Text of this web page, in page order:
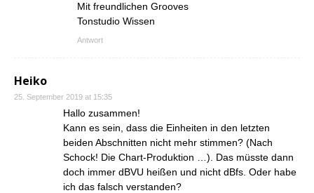
Mit freundlichen Grooves
Tonstudio Wissen
Antwort
Heiko
25. September 2019 at 15:35
Hallo zusammen!
Kann es sein, dass die Einheiten in den letzten
beiden Abschnitten nicht mehr stimmen? (Nach
Schock! Die Chart-Produktion …). Das müsste dann
doch immer dBVU heißen und nicht dBfs. Oder habe
ich das falsch verstanden?